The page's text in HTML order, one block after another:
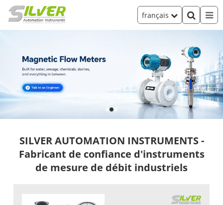
français
SILVER AUTOMATION INSTRUMENTS -
Fabricant de confiance d'instruments
de mesure de débit industriels